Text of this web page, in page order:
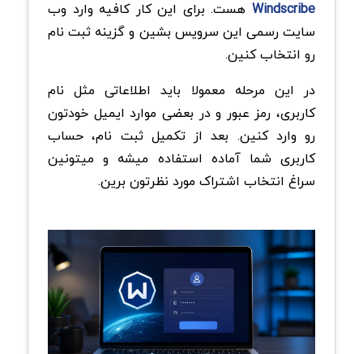
Windscribe هست. برای این کار کافیه وارد وب
سایت رسمی این سرویس بشین و گزینه ثبت نام
رو انتخاب کنین.
در این مرحله معمولا باید اطلاعاتی مثل نام
کاربری، رمز عبور و در بعضی موارد ایمیل خودتون
رو وارد کنین. بعد از تکمیل ثبت نام، حساب
کاربری شما آماده استفاده میشه و میتونین
سراغ انتخاب اشتراک مورد نظرتون برین.